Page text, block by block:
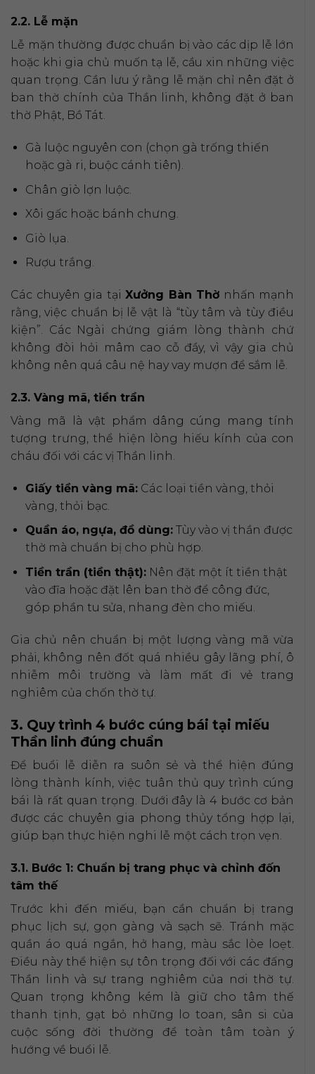
2.2. Lễ mặn
Lễ mặn thường được chuẩn bị vào các dịp lễ lớn
hoặc khi gia chủ muốn tạ lễ, cầu xin những việc
quan trọng. Cần lưu ý rằng lễ mặn chỉ nên đặt ở
ban thờ chính của Thần linh, không đặt ở ban
thờ Phật, Bồ Tát.
Gà luộc nguyên con (chọn gà trống thiến
hoặc gà ri, buộc cánh tiên).
Chân giò lợn luộc.
Xôi gấc hoặc bánh chưng.
Giò lụa.
Rượu trắng.
Các chuyên gia tại Xưởng Bàn Thờ nhấn mạnh
rằng, việc chuẩn bị lễ vật là “tùy tâm và tùy điều
kiện”. Các Ngài chứng giám lòng thành chứ
không đòi hỏi mâm cao cỗ đầy, vì vậy gia chủ
không nên quá câu nệ hay vay mượn để sắm lễ.
2.3. Vàng mã, tiền trần
Vàng mã là vật phẩm dâng cúng mang tính
tượng trưng, thể hiện lòng hiếu kính của con
cháu đối với các vị Thần linh.
Giấy tiền vàng mã:Các loại tiền vàng, thỏi
vàng, thỏi bạc.
Quần áo, ngựa, đồ dùng:Tùy vào vị thần được
thờ mà chuẩn bị cho phù hợp.
Tiền trần (tiền thật):Nên đặt một ít tiền thật
vào đĩa hoặc đặt lên ban thờ để công đức,
góp phần tu sửa, nhang đèn cho miếu.
Gia chủ nên chuẩn bị một lượng vàng mã vừa
phải, không nên đốt quá nhiều gây lãng phí, ô
nhiễm môi trường và làm mất đi vẻ trang
nghiêm của chốn thờ tự.
3. Quy trình 4 bước cúng bái tại miếu
Thần linh đúng chuẩn
Để buổi lễ diễn ra suôn sẻ và thể hiện đúng
lòng thành kính, việc tuân thủ quy trình cúng
bái là rất quan trọng. Dưới đây là 4 bước cơ bản
được các chuyên gia phong thủy tổng hợp lại,
giúp bạn thực hiện nghi lễ một cách trọn vẹn.
3.1. Bước 1: Chuẩn bị trang phục và chỉnh đốn
tâm thế
Trước khi đến miếu, bạn cần chuẩn bị trang
phục lịch sự, gọn gàng và sạch sẽ. Tránh mặc
quần áo quá ngắn, hở hang, màu sắc lòe loẹt.
Điều này thể hiện sự tôn trọng đối với các đấng
Thần linh và sự trang nghiêm của nơi thờ tự.
Quan trọng không kém là giữ cho tâm thế
thanh tịnh, gạt bỏ những lo toan, sân si của
cuộc sống đời thường để toàn tâm toàn ý
hướng về buổi lễ.